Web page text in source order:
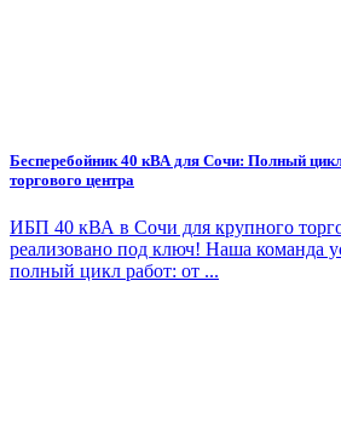
Бесперебойник 40 кВА для Сочи: Полный
торгового центра
ИБП 40 кВА в Сочи для крупного
реализовано под ключ! Наша команда
полный цикл работ: от ...